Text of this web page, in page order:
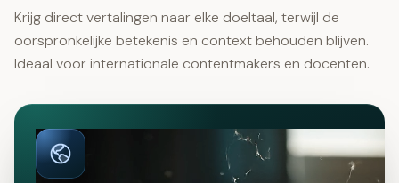
Krijg direct vertalingen naar elke doeltaal, terwijl de
oorspronkelijke betekenis en context behouden blijven.
Ideaal voor internationale contentmakers en docenten.